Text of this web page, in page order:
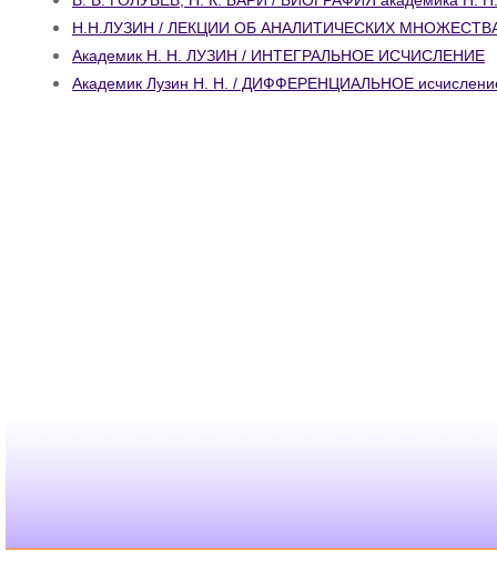
Н.Н.ЛУЗИН / ЛЕКЦИИ ОБ АНАЛИТИЧЕСКИХ
Академик Н. Н. ЛУЗИН / ИНТЕГРАЛЬНОЕ ИСЧИСЛЕНИЕ
Академик Лузин Н. Н. / ДИФФЕРЕНЦИАЛЬНОЕ